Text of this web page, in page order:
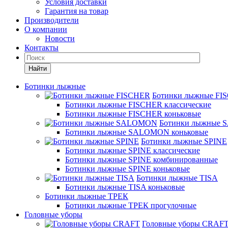
Условия доставки
Гарантия на товар
Производители
О компании
Новости
Контакты
Найти
Ботинки лыжные
Ботинки лыжные
Ботинки лыжные FISCHER классические
Ботинки лыжные FISCHER коньковые
Ботинки лыжные
Ботинки лыжные SALOMON коньковые
Ботинки лыжные SPINE
Ботинки лыжные SPINE классические
Ботинки лыжные SPINE комбинированные
Ботинки лыжные SPINE коньковые
Ботинки лыжные TISA
Ботинки лыжные TISA коньковые
Ботинки лыжные ТРЕК
Ботинки лыжные ТРЕК прогулочные
Головные уборы
Головные уборы